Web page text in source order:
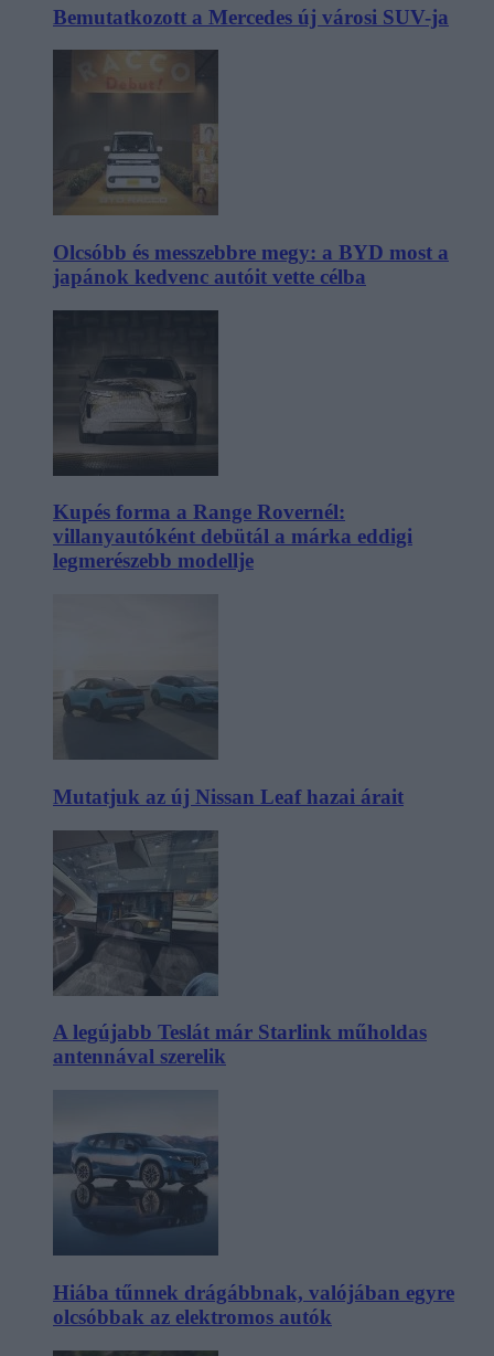
Bemutatkozott a Mercedes új városi SUV-ja
Olcsóbb és messzebbre megy: a BYD most a
japánok kedvenc autóit vette célba
Kupés forma a Range Rovernél:
villanyautóként debütál a márka eddigi
legmerészebb modellje
Mutatjuk az új Nissan Leaf hazai árait
A legújabb Teslát már Starlink műholdas
antennával szerelik
Hiába tűnnek drágábbnak, valójában egyre
olcsóbbak az elektromos autók